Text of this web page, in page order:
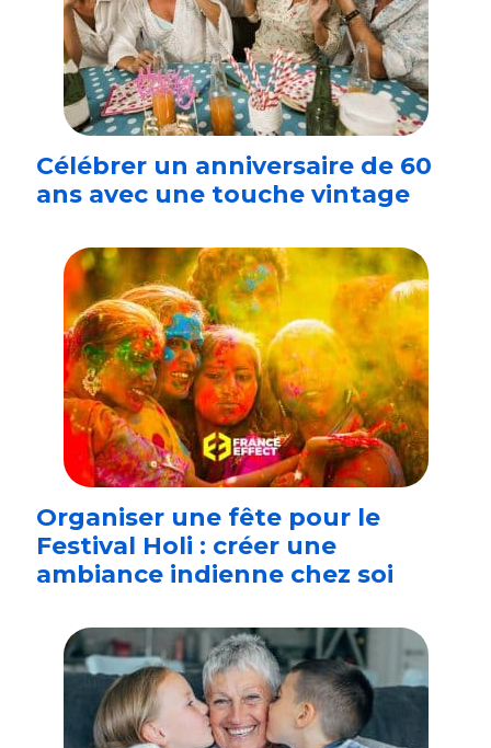
Célébrer un anniversaire de 60
ans avec une touche vintage
Organiser une fête pour le
Festival Holi : créer une
ambiance indienne chez soi